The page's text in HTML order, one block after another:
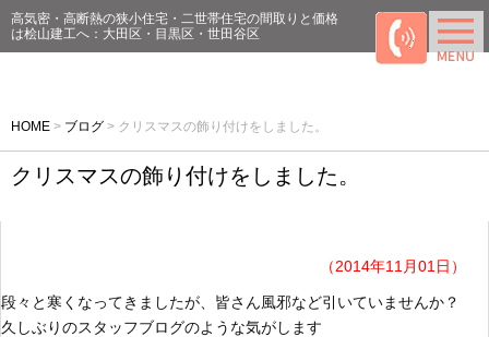
高気密・高断熱の狭小住宅・二世帯住宅の間取りと価格
は桧山建工へ：大田区・目黒区・世田谷区
HOME > ブログ > クリスマスの飾り付けをしました。
クリスマスの飾り付けをしました。
（2014年11月01日）
段々と寒くなってきましたが、皆さん風邪など引いていませんか？
久しぶりのスタッフブログのような気がします